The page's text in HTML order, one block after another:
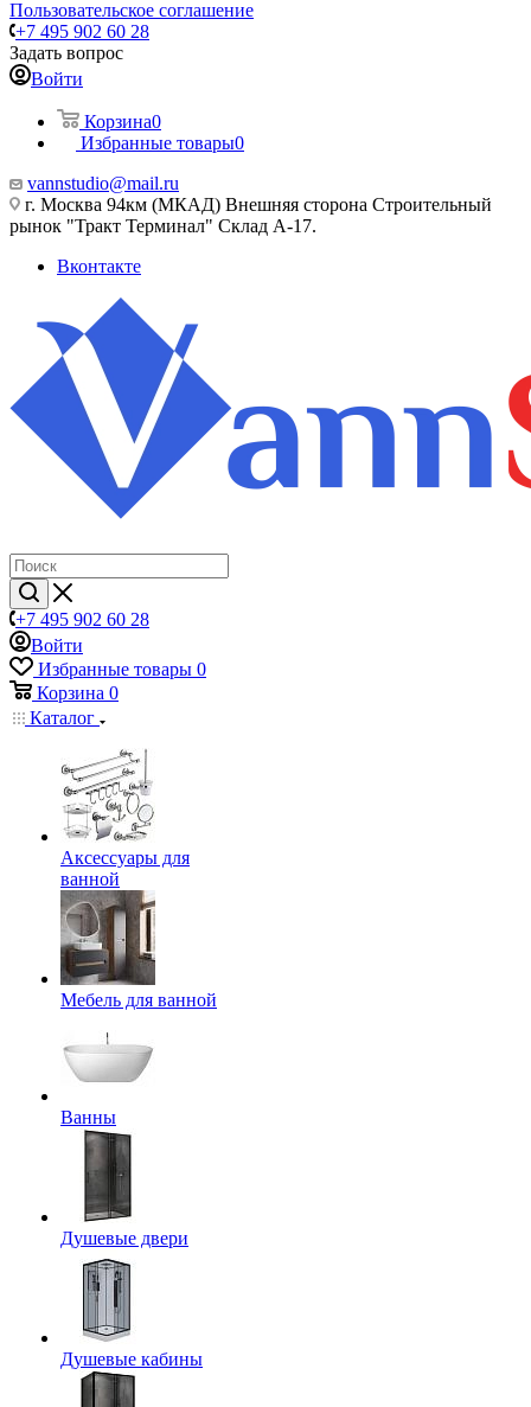
Пользовательское соглашение
+7 495 902 60 28
Задать вопрос
Войти
Корзина0
Избранные товары0
vannstudio@mail.ru
г. Москва 94км (МКАД) Внешняя сторона Строительный
рынок "Тракт Терминал" Склад А-17.
Вконтакте
+7 495 902 60 28
Войти
Избранные товары 0
Корзина 0
Каталог
Аксессуары для
ванной
Мебель для ванной
Ванны
Душевые двери
Душевые кабины